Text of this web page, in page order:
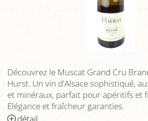
Découvrez le Muscat Grand Cru
Hurst. Un vin d'Alsace sophistiqué,
et minéraux, parfait pour apéritifs et
Elégance et fraîcheur garanties.
détail